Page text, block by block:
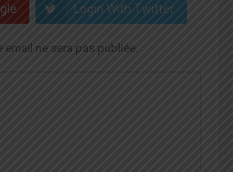
Login With Twitter
email ne sera pas publiée.